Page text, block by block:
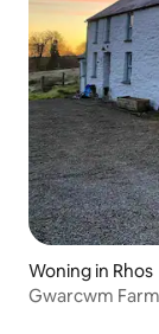
Woning in Rhos
Gwarcwm